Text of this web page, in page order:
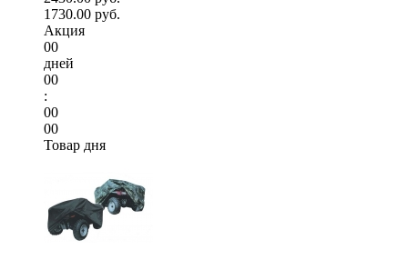
1730.00 руб.
Акция
00
дней
00
:
00
00
Товар дня